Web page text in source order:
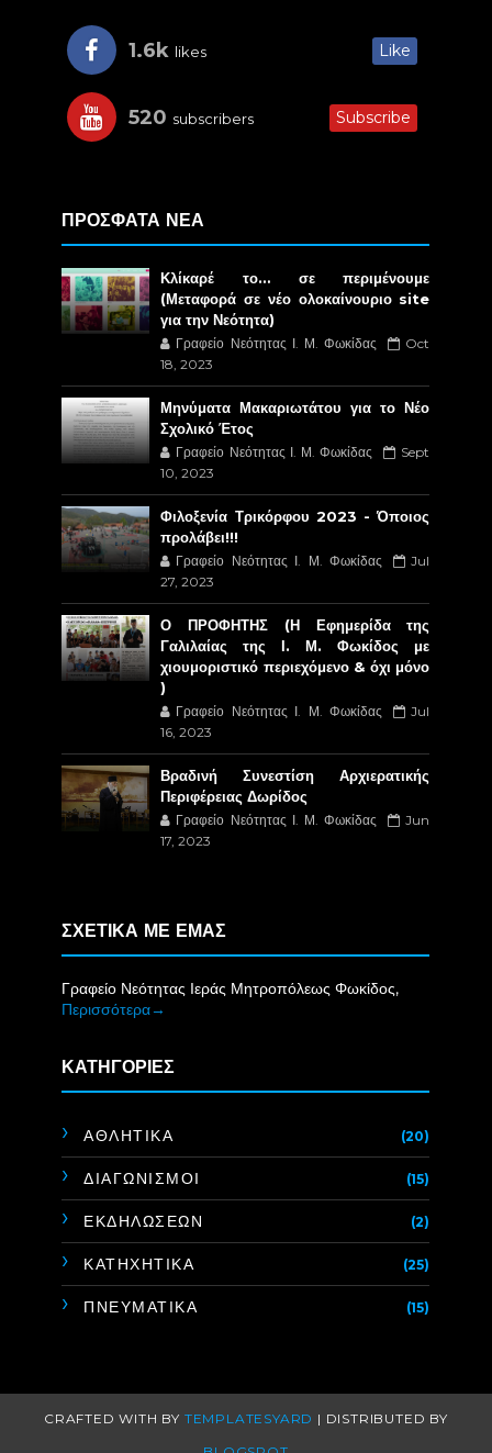
1.6k likes Like
520 subscribers Subscribe
ΠΡΟΣΦΑΤΑ ΝΕΑ
Κλίκαρέ το… σε περιμένουμε
(Μεταφορά σε νέο ολοκαίνουριο site
για την Νεότητα)
Γραφείο Νεότητας Ι. Μ. Φωκίδας
Oct
18, 2023
Μηνύματα Μακαριωτάτου για το Νέο
Σχολικό Έτος
Γραφείο Νεότητας Ι. Μ. Φωκίδας
Sept
10, 2023
Φιλοξενία Τρικόρφου 2023 - Όποιος
προλάβει!!!
Γραφείο Νεότητας Ι. Μ. Φωκίδας
Jul
27, 2023
Ο ΠΡΟΦΗΤΗΣ (Η Εφημερίδα της
Γαλιλαίας της Ι. Μ. Φωκίδος με
χιουμοριστικό περιεχόμενο & όχι μόνο
)
Γραφείο Νεότητας Ι. Μ. Φωκίδας
Jul
16, 2023
Βραδινή Συνεστίση Αρχιερατικής
Περιφέρειας Δωρίδος
Γραφείο Νεότητας Ι. Μ. Φωκίδας
Jun
17, 2023
ΣΧΕΤΙΚΑ ΜΕ ΕΜΑΣ
Γραφείο Νεότητας Ιεράς Μητροπόλεως Φωκίδος,
Περισσότερα→
ΚΑΤΗΓΟΡΙΕΣ
ΑΘΛΗΤΙΚΑ (20)
ΔΙΑΓΩΝΙΣΜΟΙ (15)
ΕΚΔΗΛΩΣΕΩΝ (2)
ΚΑΤΗΧΗΤΙΚΑ (25)
ΠΝΕΥΜΑΤΙΚΑ (15)
CRAFTED WITH BY TEMPLATESYARD | DISTRIBUTED BY